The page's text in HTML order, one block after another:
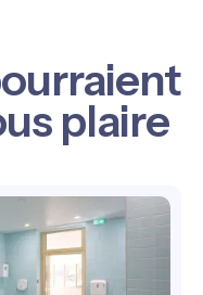
plaire